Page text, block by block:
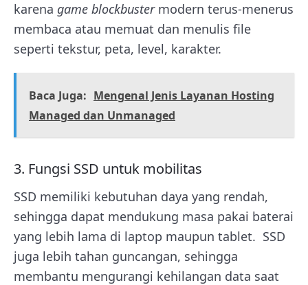
karena game blockbustermodern terus-menerus
membaca atau memuat dan menulis file
seperti tekstur, peta, level, karakter.
Baca Juga: Mengenal Jenis Layanan Hosting
Managed dan Unmanaged
3. Fungsi SSD untuk mobilitas
SSD memiliki kebutuhan daya yang rendah,
sehingga dapat mendukung masa pakai baterai
yang lebih lama di laptop maupun tablet. SSD
juga lebih tahan guncangan, sehingga
membantu mengurangi kehilangan data saat